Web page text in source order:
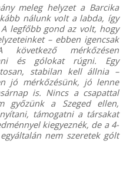
meleg helyzet a Barcika
nálunk volt a labda, így
legfőbb gond az volt, hogy
– ebben igencsak
mérkőzésen
és gólokat rúgni. Egy
stabilan kell állnia –
jó mérkőzésünk, jó lenne
is. Nincs a csapattal
győzünk a Szeged ellen,
támogatni a társakat
kiegyeznék, de a 4-
nem szeretek gólt